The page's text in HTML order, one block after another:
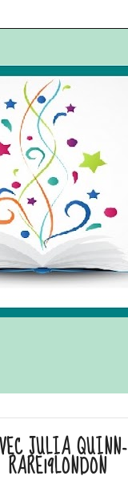
JULIA QUINN-
RARE19LONDON